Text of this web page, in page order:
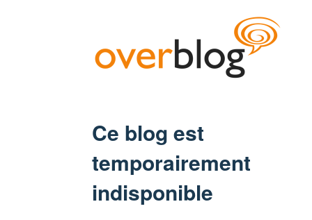
Ce blog est
temporairement
indisponible